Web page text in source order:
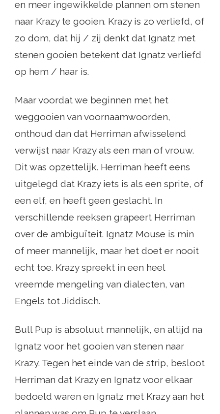
en meer ingewikkelde plannen om stenen
naar Krazy te gooien. Krazy is zo verliefd, of
zo dom, dat hij / zij denkt dat Ignatz met
stenen gooien betekent dat Ignatz verliefd
op hem / haar is.
Maar voordat we beginnen met het
weggooien van voornaamwoorden,
onthoud dan dat Herriman afwisselend
verwijst naar Krazy als een man of vrouw.
Dit was opzettelijk. Herriman heeft eens
uitgelegd dat Krazy iets is als een sprite, of
een elf, en heeft geen geslacht. In
verschillende reeksen grapeert Herriman
over de ambiguïteit. Ignatz Mouse is min
of meer mannelijk, maar het doet er nooit
echt toe. Krazy spreekt in een heel
vreemde mengeling van dialecten, van
Engels tot Jiddisch.
Bull Pup is absoluut mannelijk, en altijd na
Ignatz voor het gooien van stenen naar
Krazy. Tegen het einde van de strip, besloot
Herriman dat Krazy en Ignatz voor elkaar
bedoeld waren en Ignatz met Krazy aan het